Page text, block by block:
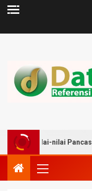
nilai Pancasila